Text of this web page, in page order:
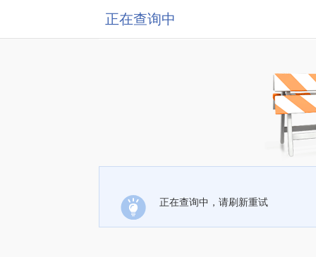
正在查询中
正在查询中，请刷新重试